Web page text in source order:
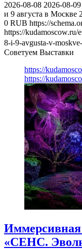
2026-08-08 2026-08-09
и 9 августа в Москве
0 RUB https://
https://
8-i-9-avgusta-v-
Советуем Выставки
https://
https://
«СЕНС.